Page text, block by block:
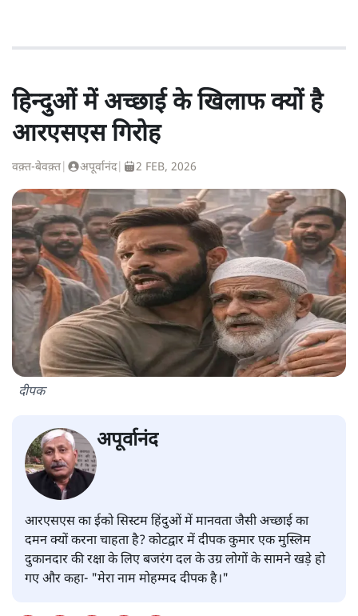
हिन्दुओं में अच्छाई के खिलाफ क्यों है
आरएसएस गिरोह
वक़्त-बेवक़्त अपूर्वानंद| 2 FEB, 2026
दीपक
अपूर्वानंद
आरएसएस का ईको सिस्टम हिंदुओं में मानवता जैसी अच्छाई का
दमन क्यों करना चाहता है? कोटद्वार में दीपक कुमार एक मुस्लिम
दुकानदार की रक्षा के लिए बजरंग दल के उग्र लोगों के सामने खड़े हो
गए और कहा- "मेरा नाम मोहम्मद दीपक है।"